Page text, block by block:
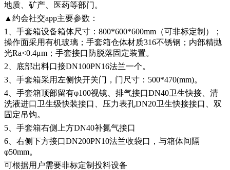
地质、矿产、医药等部门。
▲约会社交app主要参数：
1、手套箱设备箱体尺寸：800*600*600mm（可非标定制）；
操作面采用有机玻璃；手套箱仓体材质316不锈钢；内部精抛
光Ra<0.4μm；手套接口防脱落固定装置。
2、底部出料口接DN100PN16法兰一个。
3、手套箱采用左侧快开关门，门尺寸：500*470(mm)。
4、手套箱顶部留有φ100视镜、排气接口DN40卫生快接、清
洗液进口卫生级快装接口、压力表孔DN20卫生快接接口、双
固定吊钩。
5、手套箱右侧上方DN40补氮气接口
6、右侧下方接口DN200PN10法兰收袋口，与箱体间隔
φ50mm。
可根据用户需要非标定制投料设备